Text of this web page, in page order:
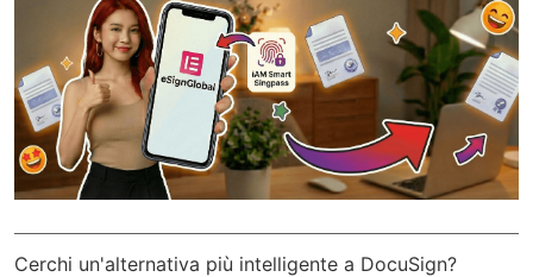
Cerchi un'alternativa più intelligente a DocuSign?